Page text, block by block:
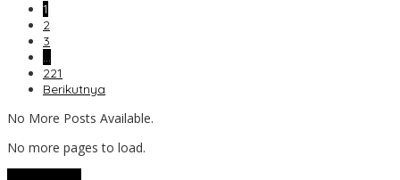
1
2
3
…
221
Berikutnya
No More Posts Available.
No more pages to load.